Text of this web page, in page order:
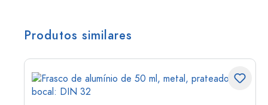
Produtos similares